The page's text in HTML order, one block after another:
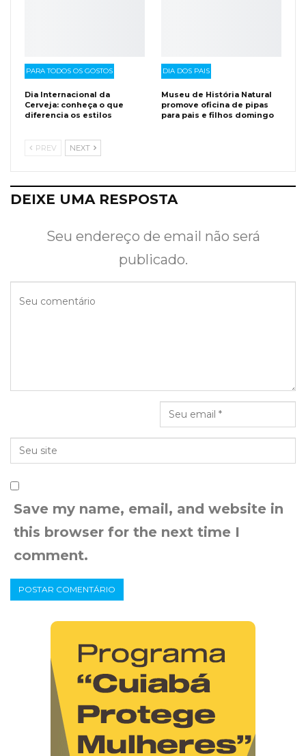
PARA TODOS OS GOSTOS
Dia Internacional da
Cerveja: conheça o que
diferencia os estilos
DIA DOS PAIS
Museu de História Natural
promove oficina de pipas
para pais e filhos domingo
PREV NEXT
DEIXE UMA RESPOSTA
Seu endereço de email não será
publicado.
Save my name, email, and website in
this browser for the next time I
comment.